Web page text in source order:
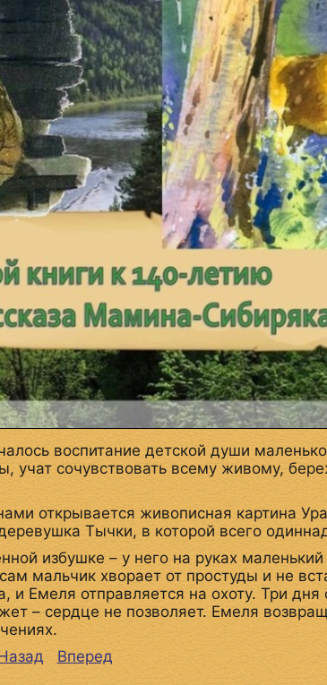
воспитание детской души
учат сочувствовать всему живому,
открывается живописная картина
Тычки, в которой всего
избушке – у него на руках
мальчик хворает от простуды и не
и Емеля отправляется на охоту. Три
– сердце не позволяет. Емеля
Вперед